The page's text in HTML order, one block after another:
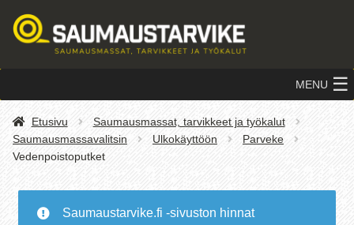
MENU
Etusivu
Saumausmassat, tarvikkeet ja työkalut
Saumausmassavalitsin
Ulkokäyttöön
Parveke
Vedenpoistoputket
Saumaustarvike.fi -sivuston hinnat